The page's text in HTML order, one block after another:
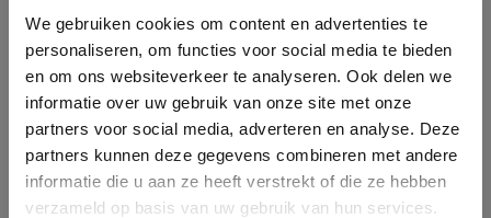
We gebruiken cookies om content en advertenties te
personaliseren, om functies voor social media te bieden
en om ons websiteverkeer te analyseren. Ook delen we
informatie over uw gebruik van onze site met onze
partners voor social media, adverteren en analyse. Deze
partners kunnen deze gegevens combineren met andere
informatie die u aan ze heeft verstrekt of die ze hebben
verzameld op basis van uw gebruik van hun services.
leverbaar als wifi-
communicatiemodule SmartConnect
Easy; een alternatief zonder video-
intercom maar mét eenvoudige,
draadloze installatie.